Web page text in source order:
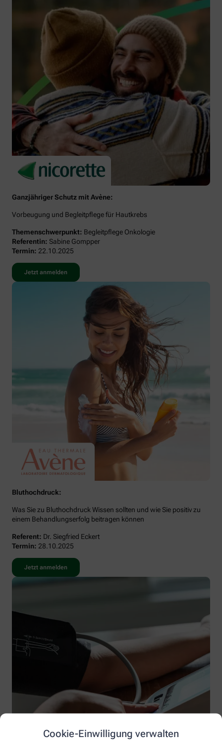
Cookie-Einwilligung verwalten
Ganzjähriger Schutz mit Avène:
Vorbeugung und Begleitpflege für Hautkrebs
Themenschwerpunkt: Begleitpflege Onkologie
Referentin: Sabine Gompper
Termin: 22.10.2025
Jetzt anmelden
Bluthochdruck:
Was Sie zu Bluthochdruck Wissen sollten und wie Sie positiv zu
einem Behandlungserfolg beitragen können
Referent: Dr. Siegfried Eckert
Termin: 28.10.2025
Jetzt anmelden